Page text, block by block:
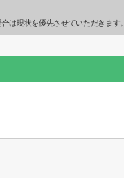
は現状を優先させていただきます。